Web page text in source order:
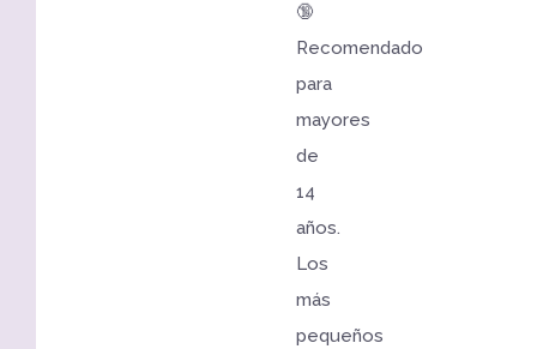
🔞
Recomendado
para
mayores
de
14
años.
Los
más
pequeños